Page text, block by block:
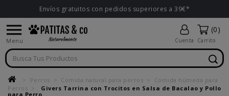
Envíos gratuitos con pedidos superiores a 39€*

Menu Cuenta
(0)
Carrito
Perros Comida natural para perros
Comida húmeda para
Perros
Givers Tarrina con Trocitos en Salsa de Bacalao y Pollo
para Perro